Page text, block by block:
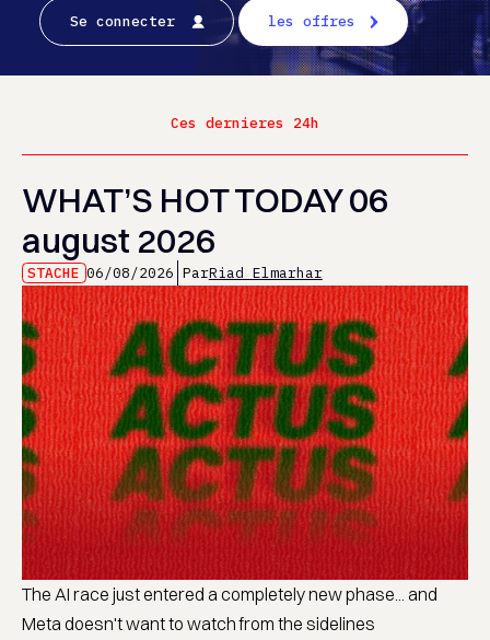
Se connecter les offres
Ces dernieres 24h
WHAT’S HOT TODAY 06
august 2026
STACHE 06/08/2026 ParRiad Elmarhar
The AI race just entered a completely new phase... and
Meta doesn't want to watch from the sidelines